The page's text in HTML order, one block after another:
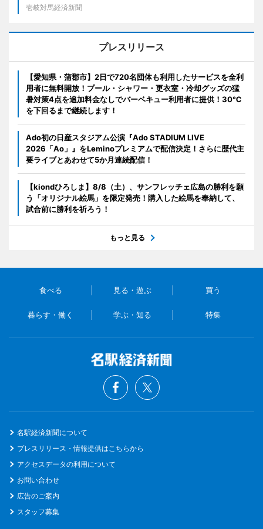
壱岐対馬経済新聞
プレスリリース
【愛知県・蒲郡市】2日で720名団体も利用したサービスを全利
用者に無料開放！プール・シャワー・更衣室・冷却グッズの猛
暑対策4点を追加料金なしでバーベキュー利用者に提供！30℃
を下回るまで継続します！
Ado初の日産スタジアム公演『Ado STADIUM LIVE
2026「Ao」』をLeminoプレミアムで配信決定！さらに歴代主
要ライブとあわせて5か月連続配信！
【kiondひろしま】8/8（土）、サンフレッチェ広島の勝利を願
う「オリジナル絵馬」を限定発売！購入した絵馬を奉納して、
試合前に勝利を祈ろう！
もっと見る
食べる 見る・遊ぶ 買う
暮らす・働く 学ぶ・知る 特集
名駅経済新聞について
プレスリリース・情報提供はこちらから
アクセスデータの利用について
お問い合わせ
広告のご案内
スタッフ募集